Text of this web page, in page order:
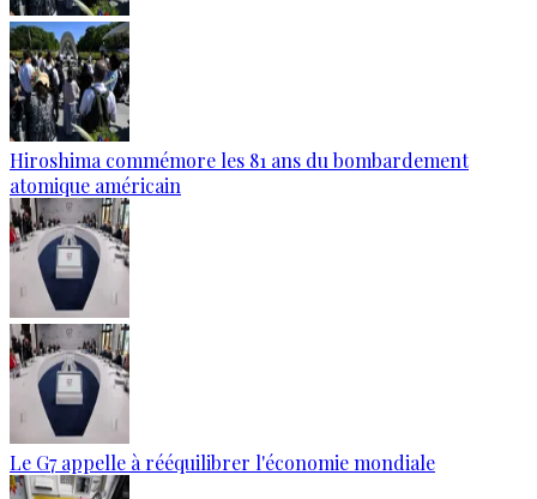
Hiroshima commémore les 81 ans du bombardement
atomique américain
Le G7 appelle à rééquilibrer l'économie mondiale